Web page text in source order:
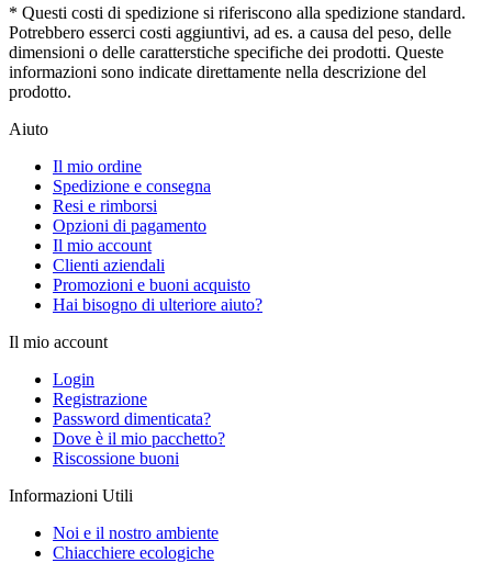
* Questi costi di spedizione si riferiscono alla spedizione standard.
Potrebbero esserci costi aggiuntivi, ad es. a causa del peso, delle
dimensioni o delle caratterstiche specifiche dei prodotti. Queste
informazioni sono indicate direttamente nella descrizione del
prodotto.
Aiuto
Il mio ordine
Spedizione e consegna
Resi e rimborsi
Opzioni di pagamento
Il mio account
Clienti aziendali
Promozioni e buoni acquisto
Hai bisogno di ulteriore aiuto?
Il mio account
Login
Registrazione
Password dimenticata?
Dove è il mio pacchetto?
Riscossione buoni
Informazioni Utili
Noi e il nostro ambiente
Chiacchiere ecologiche